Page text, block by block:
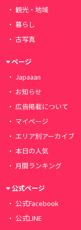
観光・地域
暮らし
古写真
ページ
Japaaan
お知らせ
広告掲載について
マイページ
エリア別アーカイブ
本日の人気
月間ランキング
公式ページ
公式Facebook
公式LINE